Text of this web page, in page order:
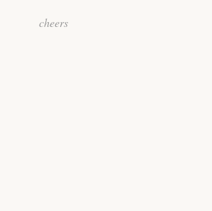
cheers